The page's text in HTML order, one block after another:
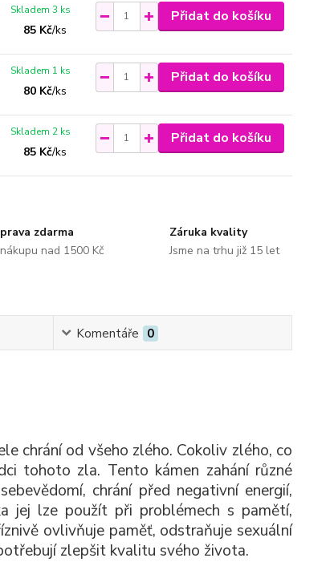
85 Kč/ks
Skladem 3 ks Přidat do košíku
80 Kč/ks
Skladem 1 ks Přidat do košíku
85 Kč/ks
Skladem 2 ks Přidat do košíku
zdarma
nad 1500 Kč
Záruka kvality
Jsme na trhu již 15 let
Komentáře 0
chrání od všeho zlého. Cokoliv zlého, co
tohoto zla. Tento kámen zahání různé
chrání před negativní energií,
jej lze použít při problémech s pamětí,
ovlivňuje paměť, odstraňuje sexuální
zlepšit kvalitu svého života.